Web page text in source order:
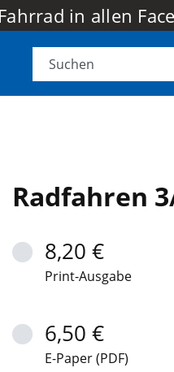
in allen
Radfahren
8,20 €
Print-Ausgabe
6,50 €
E-Paper (PDF)